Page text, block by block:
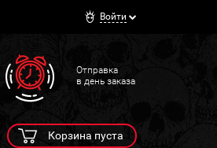
Войти
Отправка
в день заказа
Корзина пуста